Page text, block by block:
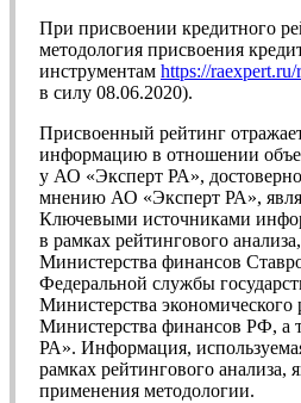
При присвоении кредитного
методология присвоения
инструментам https://
в силу 08.06.2020).
Присвоенный рейтинг
информацию в отношении
у АО «Эксперт РА»,
мнению АО «Эксперт РА»,
Ключевыми источниками
в рамках рейтингового
Министерства финансов
Федеральной службы
Министерства экономического
Министерства финансов РФ, а
РА». Информация,
рамках рейтингового анализа,
применения методологии.